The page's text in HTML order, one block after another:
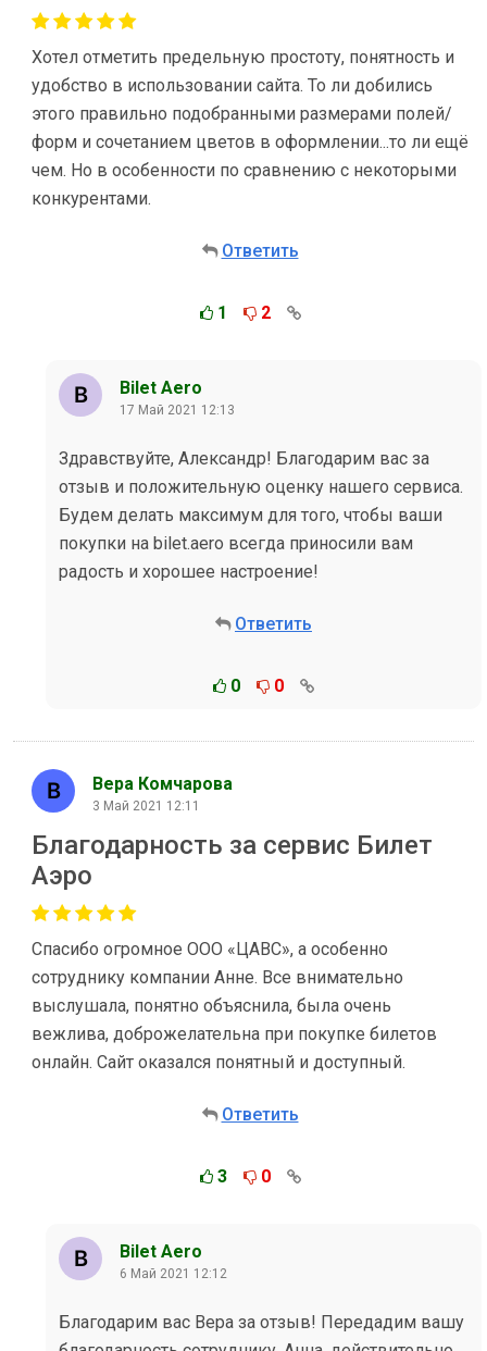
Хотел отметить предельную простоту, понятность и
удобство в использовании сайта. То ли добились
этого правильно подобранными размерами полей/
форм и сочетанием цветов в оформлении...то ли ещё
чем. Но в особенности по сравнению с некоторыми
конкурентами.
Ответить
1 2
Bilet Aero
17 Май 2021 12:13
Здравствуйте, Александр! Благодарим вас за
отзыв и положительную оценку нашего сервиса.
Будем делать максимум для того, чтобы ваши
покупки на bilet.aero всегда приносили вам
радость и хорошее настроение!
Ответить
0 0
Вера Комчарова
3 Май 2021 12:11
Благодарность за сервис Билет
Аэро
Спасибо огромное ООО «ЦАВС», а особенно
сотруднику компании Анне. Все внимательно
выслушала, понятно объяснила, была очень
вежлива, доброжелательна при покупке билетов
онлайн. Сайт оказался понятный и доступный.
Ответить
3 0
Bilet Aero
6 Май 2021 12:12
Благодарим вас Вера за отзыв! Передадим вашу